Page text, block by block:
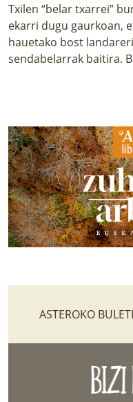
Txilen “belar txarrei”
ekarri dugu gaurkoan,
hauetako bost
sendabelarrak baitira.
ASTEROKO